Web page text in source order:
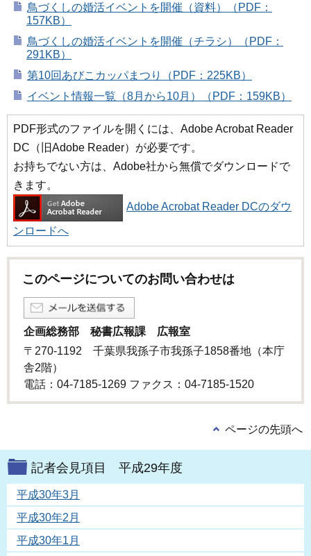
鳥づくしの婚活イベントを開催（資料）（PDF：
157KB）
鳥づくしの婚活イベントを開催（チラシ）（PDF：
291KB）
第10回あびこカッパまつり（PDF：225KB）
イベント情報一覧（8月から10月）（PDF：159KB）
PDF形式のファイルを開くには、Adobe Acrobat Reader
DC（旧Adobe Reader）が必要です。
お持ちでない方は、Adobe社から無償でダウンロードで
きます。
Adobe Acrobat Reader DCのダウ
ンロードへ
このページについてのお問い合わせは
企画総務部 秘書広報課 広報室
〒270-1192 千葉県我孫子市我孫子1858番地（本庁
舎2階）
電話：04-7185-1269 ファクス：04-7185-1520
ページの先頭へ
記者会見項目 平成29年度
平成30年3月
平成30年2月
平成30年1月